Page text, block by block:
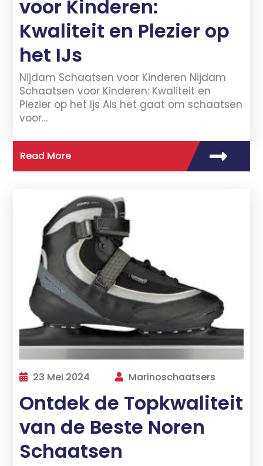
voor Kinderen:
Kwaliteit en Plezier op
het IJs
Nijdam Schaatsen voor Kinderen Nijdam
Schaatsen voor Kinderen: Kwaliteit en
Plezier op het Ijs Als het gaat om schaatsen
voor…
Read More
23 Mei 2024 Marinoschaatsers
Ontdek de Topkwaliteit
van de Beste Noren
Schaatsen